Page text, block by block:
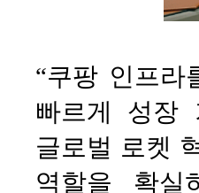
“쿠팡 인프
빠르게 성장
글로벌 로켓
역할을 확